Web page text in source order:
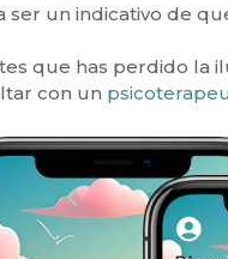
ser un indicativo de
que has perdido la
con un